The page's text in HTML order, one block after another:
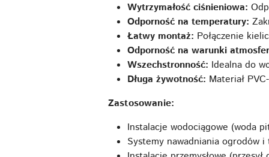
Wytrzymałość ciśnieniowa:
Odporność na temperatury:
Łatwy montaż: Połączenie
Odporność na warunki
Wszechstronność: Idealna do
Długa żywotność: Materiał
Zastosowanie:
Instalacje wodociągowe (woda
Systemy nawadniania ogrodów